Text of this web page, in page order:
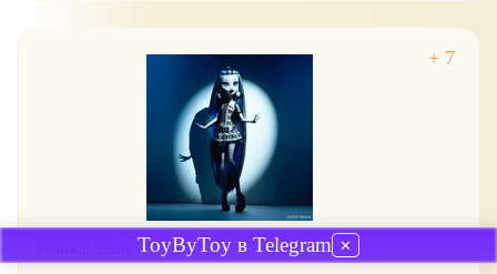
ToyByToy в Telegram ✕